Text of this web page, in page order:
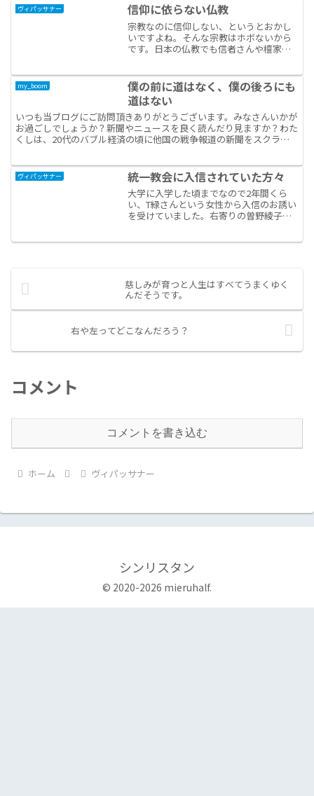
ヴィパッサナー 信仰に依らない仏教
宗教なのに信仰しない、というとおかし
いですよね。そんな宗教はホボないから
です。日本の仏教でも信者さんや檀家さ
リーマンです。けれど、ブッダがブッダ
の教えを確かめなさい、と...
my_boom
僕の前に道はなく、僕の後ろにも
道はない
いつも当ブログにご訪問頂きありがとうございます。みなさんいかが
お過ごしでしょうか？新聞やニュースを良く読んだり見ますか？わた
くしは、20代のバブル経済の頃に他国の戦争報道の新聞をスクラッ
ヴィパッサナー 統一教会に入信されていた方々
大学に入学した頃までなので2年間くら
い、T緑さんという女性から入信のお誘い
を受けていました。右寄りの曽野綾子さ
慈しみが育つと人生はすべてうまくゆく
んだそうです。
右や左ってどこなんだろう？
コメント
コメントを書き込む
ホーム ヴィパッサナー
シンリスタン
© 2020-2026 mieruhalf.